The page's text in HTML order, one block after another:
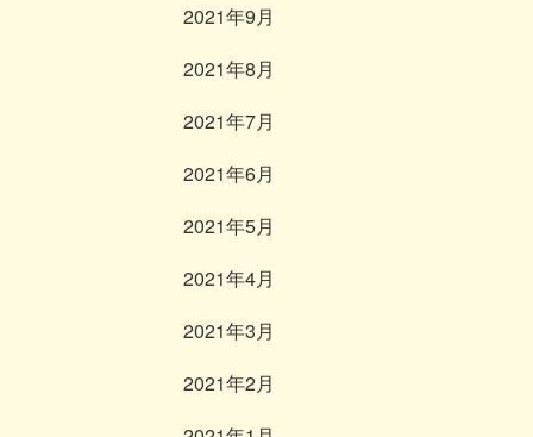
2021年9月
2021年8月
2021年7月
2021年6月
2021年5月
2021年4月
2021年3月
2021年2月